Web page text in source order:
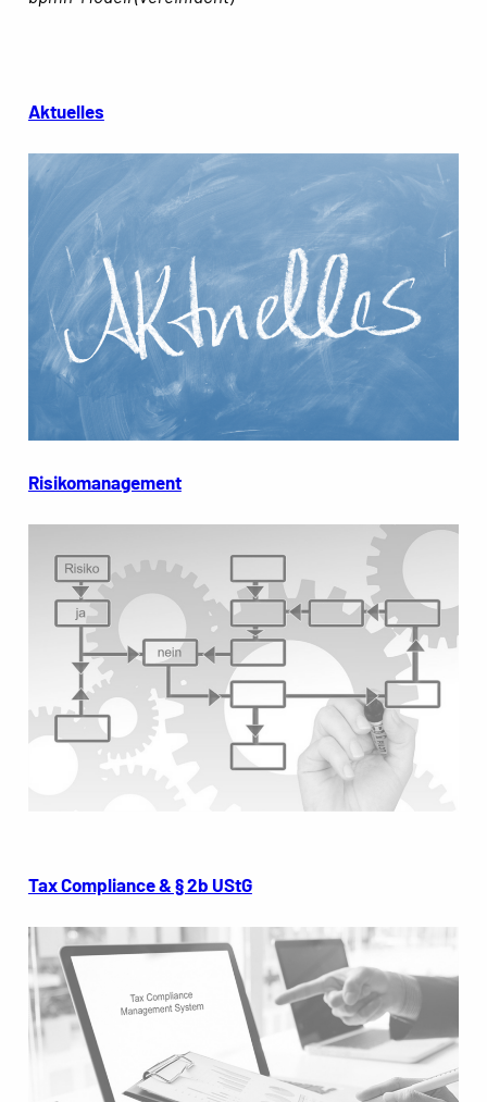
Aktuelles
Risikomanagement
Tax Compliance & § 2b UStG